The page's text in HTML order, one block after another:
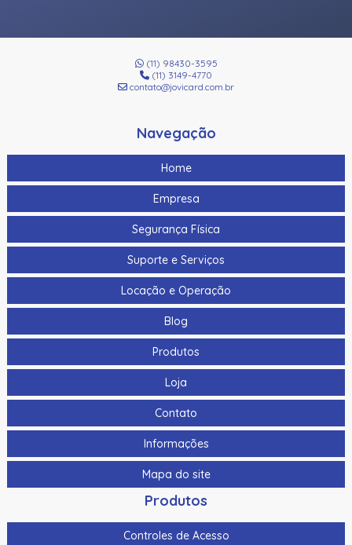
(11) 98430-3595
(11) 3149-4770
contato@jovicard.com.br
Navegação
Home
Empresa
Segurança Física
Suporte e Serviços
Locação e Operação
Blog
Produtos
Loja
Contato
Informações
Mapa do site
Produtos
Controles de Acesso